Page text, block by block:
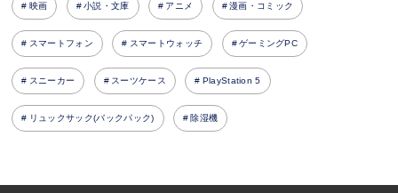
映画 小説・文庫 アニメ 漫画・コミック
スマートフォン スマートウォッチ ゲーミングPC
スニーカー スーツケース PlayStation 5
リュックサック(バックパック) 除湿機